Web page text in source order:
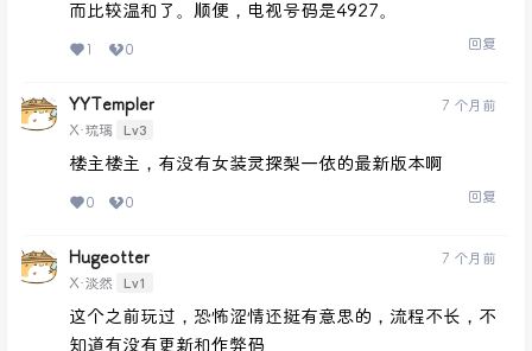
而比较温和了。顺便，电视号码是4927。
1 0 回复
YYTempler
X·琉璃 Lv3
7 个月前
楼主楼主，有没有女装灵探梨一依的最新版本啊
0 0 回复
Hugeotter
X·淡然 Lv1
7 个月前
这个之前玩过，恐怖涩情还挺有意思的，流程不长，不
知道有没有更新和作弊码